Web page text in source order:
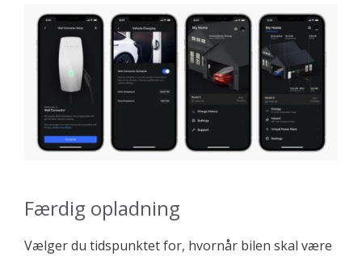
Færdig opladning
Vælger du tidspunktet for, hvornår bilen skal være